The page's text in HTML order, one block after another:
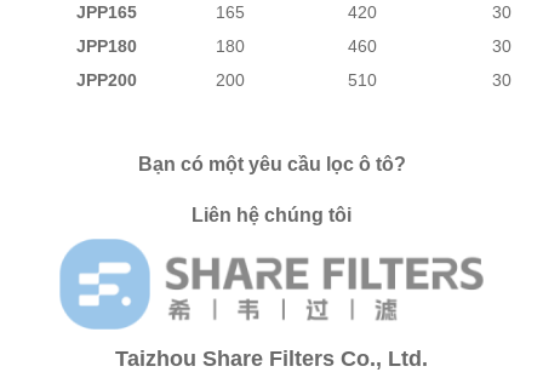
JPP165
165 420
30
JPP180
180 460
30
JPP200
200 510 30
Bạn có một yêu cầu lọc ô tô?
Liên hệ chúng tôi
Taizhou Share Filters Co., Ltd.